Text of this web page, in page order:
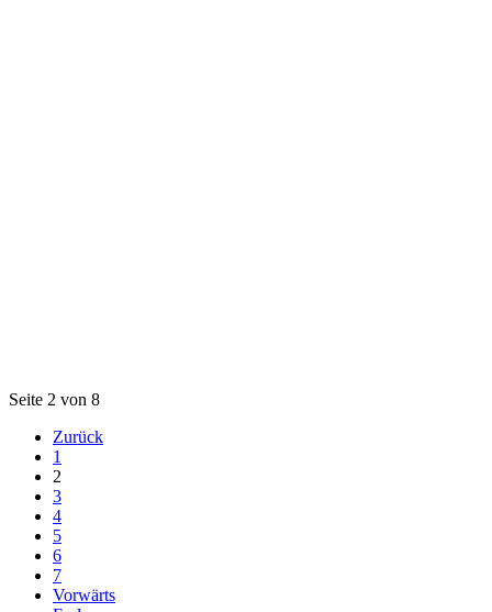
Seite 2 von 8
Zurück
1
2
3
4
5
6
7
Vorwärts